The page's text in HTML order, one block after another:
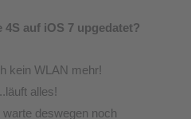
4S auf iOS 7 upgedatet?
kein WLAN mehr!
alles!
warte deswegen noch